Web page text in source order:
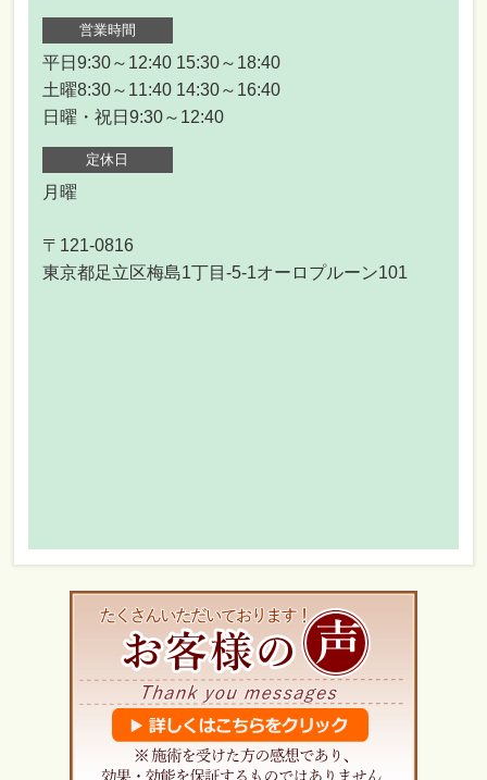
営業時間
平日9:30～12:40 15:30～18:40
土曜8:30～11:40 14:30～16:40
日曜・祝日9:30～12:40
定休日
月曜
〒121-0816
東京都足立区梅島1丁目-5-1オーロプルーン101